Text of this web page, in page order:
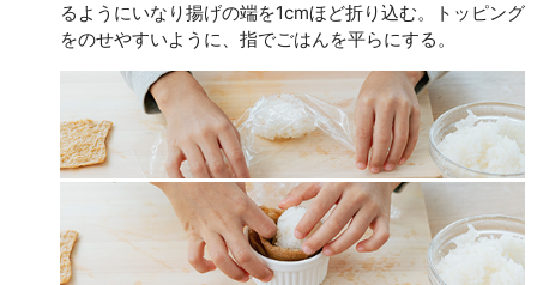
るようにいなり揚げの端を1cmほど折り込む。トッピング
をのせやすいように、指でごはんを平らにする。